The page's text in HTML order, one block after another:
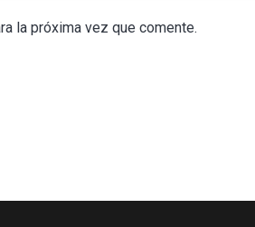
la próxima vez que comente.